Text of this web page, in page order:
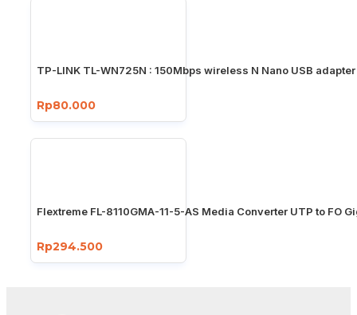
TP-LINK TL-WN725N : 150Mbps wireless N Nano USB adapter
Rp80.000
Flextreme FL-8110GMA-11-5-AS Media Converter UTP to FO
Rp294.500